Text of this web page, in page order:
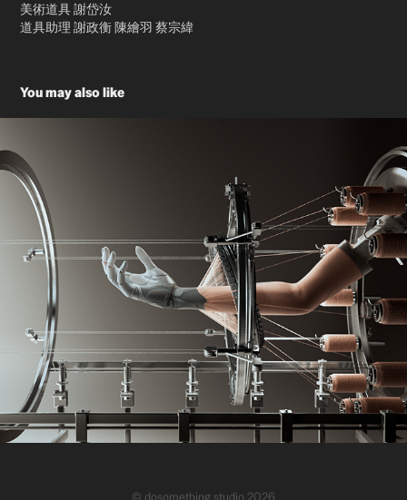
美術道具 謝岱汝
道具助理 謝政衡 陳繪羽 蔡宗緯
You may also like
BU-LAB Brand Image Film